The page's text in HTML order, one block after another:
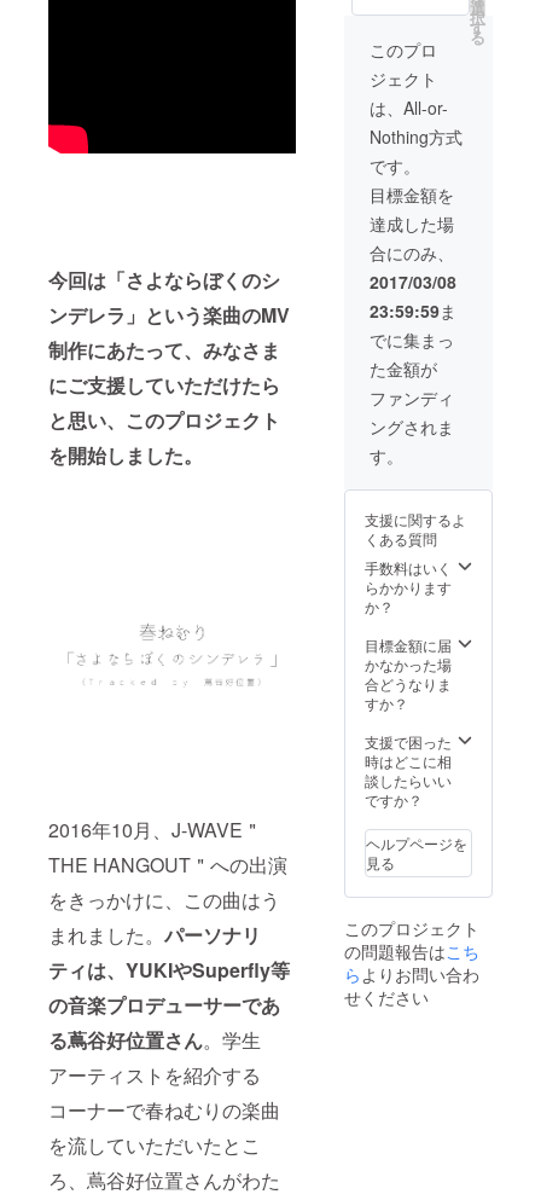
今回は「さよならぼくのシ
ンデレラ」という楽曲のMV
制作にあたって、みなさま
にご支援していただけたら
と思い、このプロジェクト
を開始しました。
2016年10月、J-WAVE＂
THE HANGOUT＂への出演
をきっかけに、この曲はう
まれました。 パーソナリ
ティは、YUKIやSuperfly等
の音楽プロデューサーであ
る蔦谷好位置さん。学生
アーティストを紹介する
コーナーで春ねむりの楽曲
を流していただいたとこ
ろ、蔦谷好位置さんがわた
アター
でMV上
映&ライ
ブ♡
選
択
す
る
このプロ
ジェクト
は、All-or-
Nothing方式
です。
目標金額を
達成した場
合にのみ、
2017/03/08
23:59:59ま
でに集まっ
た金額が
ファンディ
ングされま
す。
支援に関するよ
くある質問
手数料はいく
らかかります
か？
目標金額に届
かなかった場
合どうなりま
すか？
支援で困った
時はどこに相
談したらいい
ですか？
ヘルプページを
見る
このプロジェクト
の問題報告はこち
ら よりお問い合わ
せください